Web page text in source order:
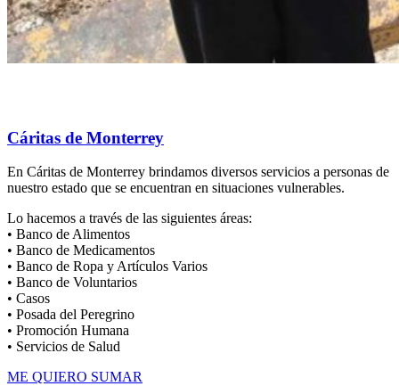
Cáritas de Monterrey
En Cáritas de Monterrey brindamos diversos servicios a personas de
nuestro estado que se encuentran en situaciones vulnerables.
Lo hacemos a través de las siguientes áreas:
• Banco de Alimentos
• Banco de Medicamentos
• Banco de Ropa y Artículos Varios
• Banco de Voluntarios
• Casos
• Posada del Peregrino
• Promoción Humana
• Servicios de Salud
ME QUIERO SUMAR